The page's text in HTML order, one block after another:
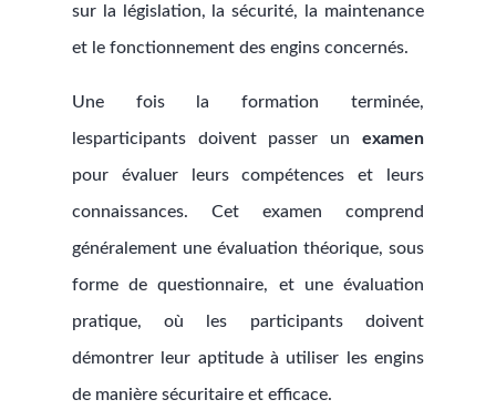
sur la législation, la sécurité, la maintenance
et le fonctionnement des engins concernés.
Une fois la formation terminée,
lesparticipants doivent passer unexamen
pour évaluer leurs compétences et leurs
connaissances. Cet examen comprend
généralement une évaluation théorique, sous
forme de questionnaire, et une évaluation
pratique, où les participants doivent
démontrer leur aptitude à utiliser les engins
de manière sécuritaire et efficace.